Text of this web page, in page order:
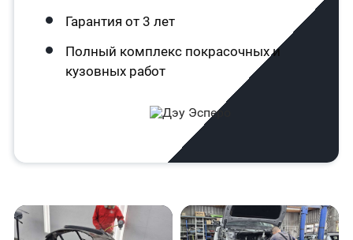
Гарантия от 3 лет
Полный комплекс покрасочных и
кузовных работ